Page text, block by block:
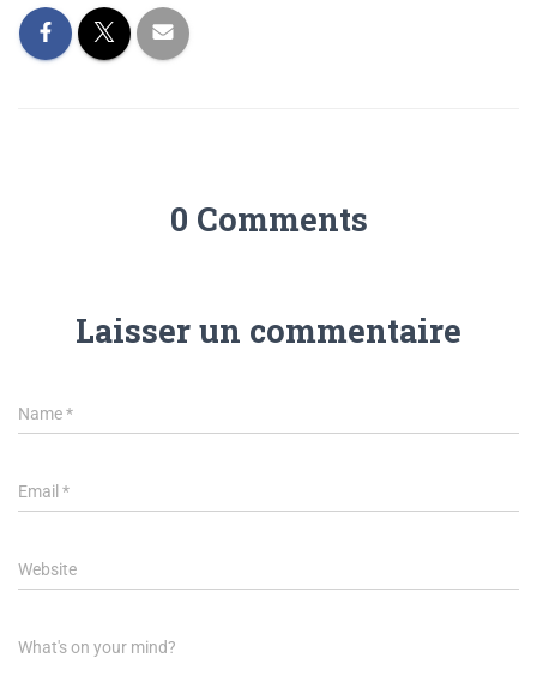
0 Comments
Laisser un commentaire
Name*
Email *
Website
What's on your mind?